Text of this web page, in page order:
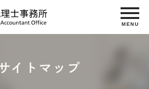
イトマップ